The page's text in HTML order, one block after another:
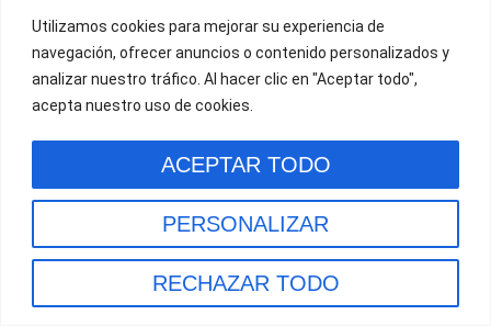
Utilizamos cookies para mejorar su experiencia de
navegación, ofrecer anuncios o contenido personalizados y
analizar nuestro tráfico. Al hacer clic en "Aceptar todo",
acepta nuestro uso de cookies.
PERSONALIZAR
RECHAZAR TODO
ACEPTAR TODO
específicos de tu audiencia. Ejemplo: “10 consejos
para empezar un huerto urbano.”
Videos:Crea tutoriales, demostraciones de
productos o entrevistas con expertos. Plataformas
como YouTube o TikTok son ideales para
contenido visual.
Infografías y Guías:Publica recursos